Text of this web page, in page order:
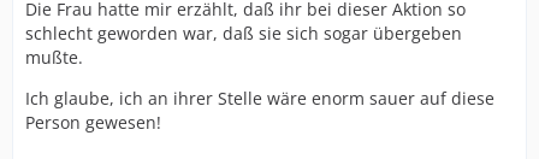
Die Frau hatte mir erzählt, daß ihr bei dieser Aktion so
schlecht geworden war, daß sie sich sogar übergeben
mußte.
Ich glaube, ich an ihrer Stelle wäre enorm sauer auf diese
Person gewesen!